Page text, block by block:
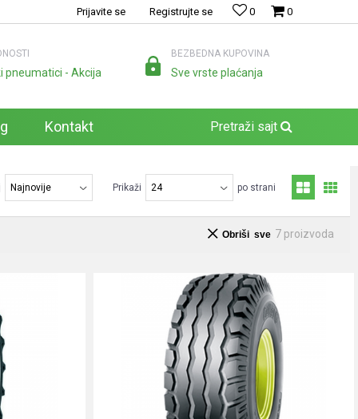
0
0
Prijavite se Registrujte se
pneumatici - Akcija
BEZBEDNA KUPOVINA
Sve vrste plaćanja
Kontakt Pretraži sajt
Prikaži po strani
7 proizvoda
Obriši sve